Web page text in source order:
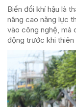
Biến đổi khí hậu là
nâng cao năng lực
vào công nghệ, mà
động trước khi thiên